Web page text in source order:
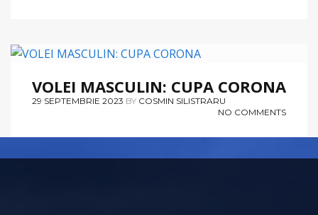
VOLEI MASCULIN: CUPA CORONA
29 SEPTEMBRIE 2023 BY COSMIN SILISTRARU
NO COMMENTS